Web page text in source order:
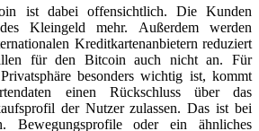
ist dabei offensichtlich. Die Kunden
Kleingeld mehr. Außerdem werden
Kreditkartenanbietern reduziert
für den Bitcoin auch nicht an. Für
besonders wichtig ist, kommt
einen Rückschluss über das
der Nutzer zulassen. Das ist bei
Bewegungsprofile oder ein ähnliches